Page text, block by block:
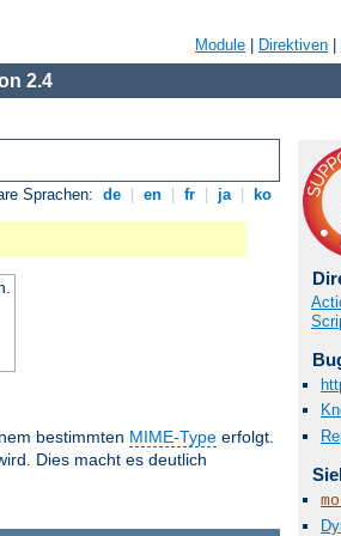
Module Direktiven
2.4
Sprachen: de en fr ja ko
bestimmten MIME-Type erfolgt.
Dies macht es deutlich